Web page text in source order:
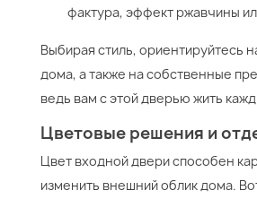
фактура, эффект ржавчины
Выбирая стиль, ориентируйтесь
дома, а также на собственные
ведь вам с этой дверью жить
Цветовые решения и
Цвет входной двери способен
изменить внешний облик дома.